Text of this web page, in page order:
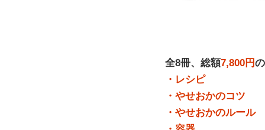
全8冊、総額7,800円
・レシピ
・やせおかのコツ
・やせおかのルール